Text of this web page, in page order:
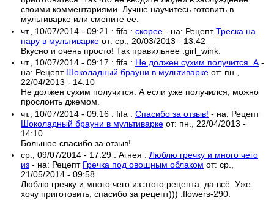
своими комментариями. Лучше научитесь готовить в
мультиварке или смените ее.
чт., 10/07/2014 - 09:21 : fifa : скорее - на: Рецепт Треска на
пару в мультиварке от: ср., 20/03/2013 - 13:42
Вкусно и очень просто! Так правильнее :girl_wink:
чт., 10/07/2014 - 09:17 : fifa : Не должен сухим получится. А -
на: Рецепт Шоколадный брауни в мультиварке от: пн.,
22/04/2013 - 14:10
Не должен сухим получится. А если уже получился, можно
прослоить джемом.
чт., 10/07/2014 - 09:16 : fifa : Спасибо за отзыв! - на: Рецепт
Шоколадный брауни в мультиварке от: пн., 22/04/2013 -
14:10
Большое спасибо за отзыв!
ср., 09/07/2014 - 17:29 : Агнея : Люблю гречку и много чего
из - на: Рецепт Гречка под овощным облаком от: ср.,
21/05/2014 - 09:58
Люблю гречку и много чего из этого рецепта, да всё. Уже
хочу приготовить, спасибо за рецепт))) :flowers-290: